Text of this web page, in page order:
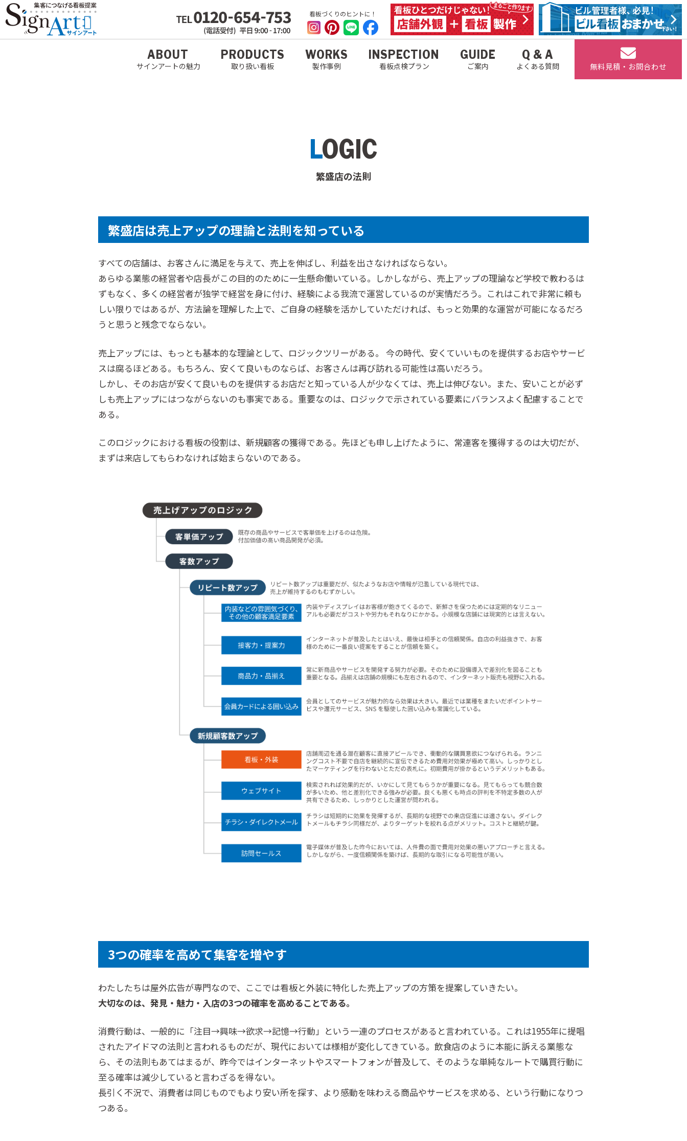
看板づくりのヒントに！
ABOUT
サインアートの魅力
PRODUCTS
取り扱い看板
WORKS
製作事例
INSPECTION
看板点検プラン
GUIDE
ご案内
Q & A
よくある質問 無料見積・お問合わせ
LOGIC
繁盛店の法則
繁盛店は売上アップの理論と法則を知っている
すべての店舗は、お客さんに満足を与えて、売上を伸ばし、利益を出さなければならない。
あらゆる業態の経営者や店長がこの目的のために一生懸命働いている。しかしながら、売上アップの理論など学校で教わるは
ずもなく、多くの経営者が独学で経営を身に付け、経験による我流で運営しているのが実情だろう。これはこれで非常に頼も
しい限りではあるが、方法論を理解した上で、ご自身の経験を活かしていただければ、もっと効果的な運営が可能になるだろ
うと思うと残念でならない。
売上アップには、もっとも基本的な理論として、ロジックツリーがある。 今の時代、安くていいものを提供するお店やサービ
スは腐るほどある。もちろん、安くて良いものならば、お客さんは再び訪れる可能性は高いだろう。
しかし、そのお店が安くて良いものを提供するお店だと知っている人が少なくては、売上は伸びない。また、安いことが必ず
しも売上アップにはつながらないのも事実である。重要なのは、ロジックで示されている要素にバランスよく配慮することで
ある。
このロジックにおける看板の役割は、新規顧客の獲得である。先ほども申し上げたように、常連客を獲得するのは大切だが、
まずは来店してもらわなければ始まらないのである。
3つの確率を高めて集客を増やす
わたしたちは屋外広告が専門なので、ここでは看板と外装に特化した売上アップの方策を提案していきたい。
大切なのは、発見・魅力・入店の3つの確率を高めることである。
消費行動は、一般的に「注目→興味→欲求→記憶→行動」という一連のプロセスがあると言われている。これは1955年に提唱
されたアイドマの法則と言われるものだが、現代においては様相が変化してきている。飲食店のように本能に訴える業態な
ら、その法則もあてはまるが、昨今ではインターネットやスマートフォンが普及して、そのような単純なルートで購買行動に
至る確率は減少していると言わざるを得ない。
長引く不況で、消費者は同じものでもより安い所を探す、より感動を味わえる商品やサービスを求める、という行動になりつ
つある。